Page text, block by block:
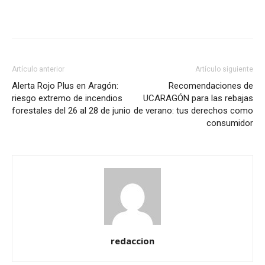
Artículo anterior
Alerta Rojo Plus en Aragón:
riesgo extremo de incendios
forestales del 26 al 28 de junio
Artículo siguiente
Recomendaciones de
UCARAGÓN para las rebajas
de verano: tus derechos como
consumidor
redaccion